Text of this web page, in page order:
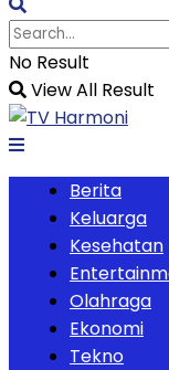
No Result
View All Result
Berita
Keluarga
Kesehatan
Olahraga
Ekonomi
Tekno